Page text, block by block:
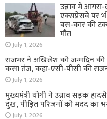
उन्नाव में
एक्सप्रेसवे पर
बस-कार की
मौत
July 1, 2026
राजभर ने अखिलेश को जन्मदिन
कसा तंज, कहा-एसी-पीसी की
July 1, 2026
मुख्यमंत्री योगी ने उन्नाव सड़क
दुख, पीड़ित परिजनों को मदद का
July 1, 2026